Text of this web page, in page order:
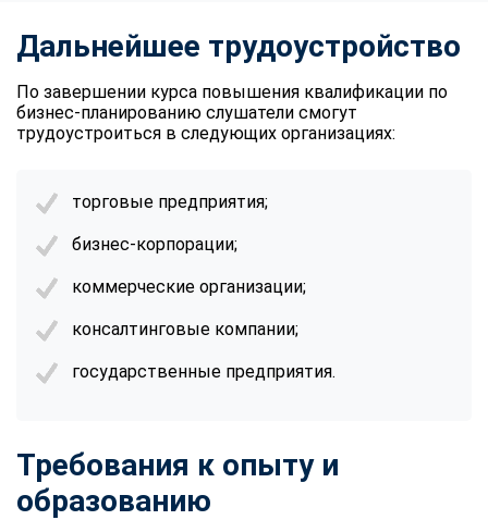
Дальнейшее трудоустройство
По завершении курса повышения квалификации по
бизнес-планированию слушатели смогут
трудоустроиться в следующих организациях:
торговые предприятия;
бизнес-корпорации;
коммерческие организации;
консалтинговые компании;
государственные предприятия.
Требования к опыту и
образованию